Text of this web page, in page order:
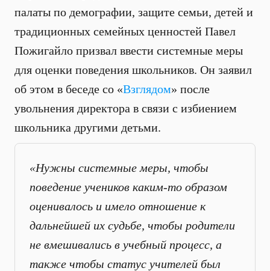
палаты по демографии, защите семьи, детей и
традиционных семейных ценностей Павел
Пожигайло призвал ввести системные меры
для оценки поведения школьников. Он заявил
об этом в беседе со «Взглядом» после
увольнения директора в связи с избиением
школьника другими детьми.
«Нужны системные меры, чтобы
поведение учеников каким-то образом
оценивалось и имело отношение к
дальнейшей их судьбе, чтобы родители
не вмешивались в учебный процесс, а
также чтобы статус учителей был